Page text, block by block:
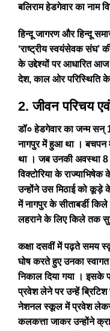
बलिराम हेडगेवार का
हिन्दू जागरण और हिन्दू
‘राष्ट्रीय स्वयंसेवक संघ’
के उद्देश्यों पर आधारित
देश, काल ओर परिस्थिति के
2. जीवन परिचय
डॉ० हेडगेवार का जन्म सन्
नागपुर में हुआ था । बचपन में
था । जब उनकी अवस्था 8
विक्टोरिया के राज्याभिषेक
उन्होंने उस मिठाई को कूड़े
में नागपुर के सीताबर्डी
लहराने के लिए किले तक
कक्षा दसवीं में पढ़ते समय
घोष करते हुए उनका
निकाल दिया गया । इसके
प्रवेश लेने पर उन्हें
नेशनल स्कूल में प्रवेश लेकर
कलकत्ता जाकर उन्होंने